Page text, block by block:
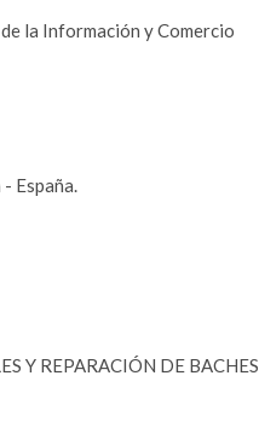
la Información y Comercio
España.
Y REPARACIÓN DE